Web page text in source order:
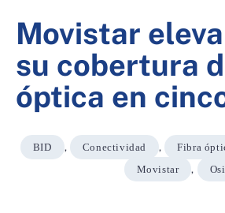
Movistar
su cobertura
óptica en
BID , Conectividad , Fibra
Movistar
,